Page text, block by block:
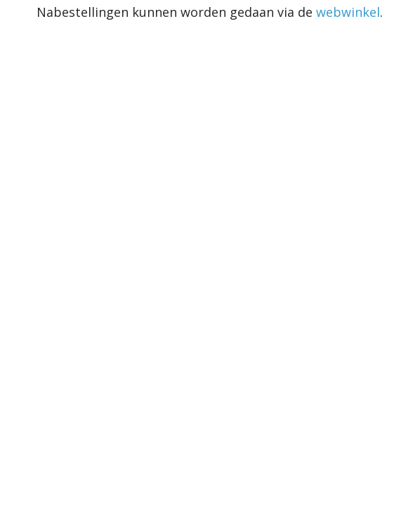
Nabestellingen kunnen worden gedaan via de webwinkel.